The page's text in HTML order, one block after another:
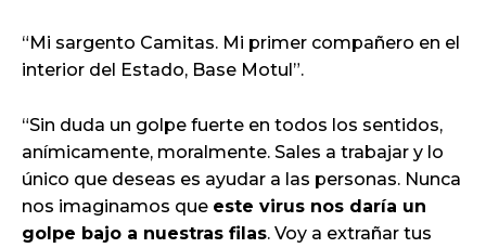
“Mi sargento Camitas. Mi primer compañero en el
interior del Estado, Base Motul”.
“Sin duda un golpe fuerte en todos los sentidos,
anímicamente, moralmente. Sales a trabajar y lo
único que deseas es ayudar a las personas. Nunca
nos imaginamos que este virus nos daría un
golpe bajo a nuestras filas. Voy a extrañar tus